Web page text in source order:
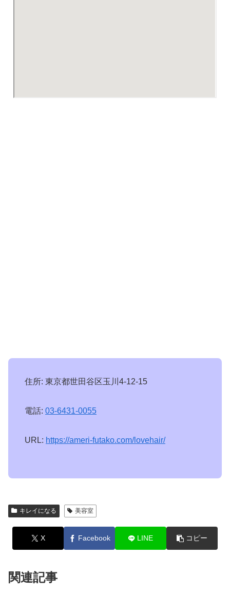
住所: 東京都世田谷区玉川4-12-15
電話: 03-6431-0055
URL: https://ameri-futako.com/lovehair/
キレイになる 美容室
X Facebook LINE コピー
関連記事